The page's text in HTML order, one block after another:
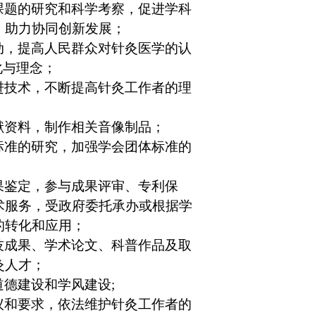
题的研究和科学考察，促进学科
力协同创新发展；
提高人民群众对针灸医学的认
理念；
术，不断提高针灸工作者的理
料，制作相关音像制品；
的研究，加强学会团体标准的
定，参与成果评审、专利保
务，受政府委托承办或根据学
化和应用；
果、学术论文、科普作品及取
才；
德建设和学风建设;
要求，依法维护针灸工作者的